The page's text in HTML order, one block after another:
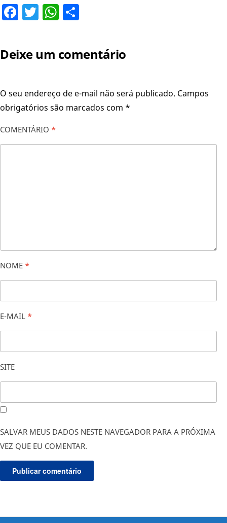
Facebook
TwitterWhatsApp
Deixe um comentário
O seu endereço de e-mail não será publicado. Campos
obrigatórios são marcados com *
COMENTÁRIO *
NOME *
E-MAIL *
SITE
SALVAR MEUS DADOS NESTE NAVEGADOR PARA A PRÓXIMA
VEZ QUE EU COMENTAR.